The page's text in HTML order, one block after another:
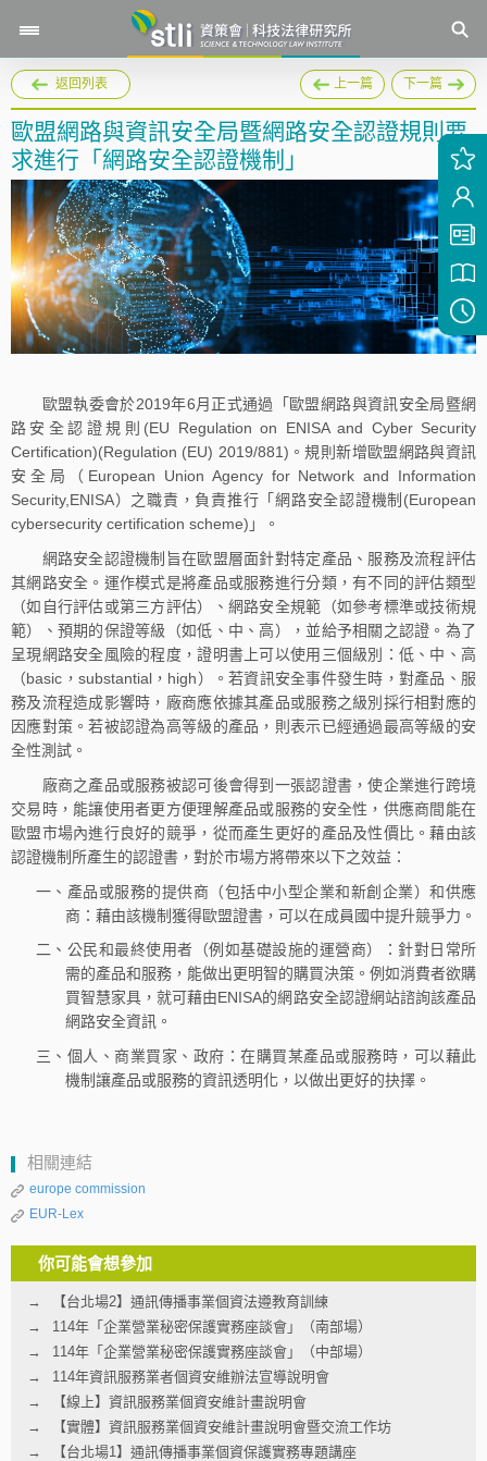
返回列表 上一篇 下一篇
歐盟網路與資訊安全局暨網路安全認證規則要
求進行「網路安全認證機制」
歐盟執委會於2019年6月正式通過「歐盟網路與資訊安全局暨網
路安全認證規則(EU Regulation on ENISA and Cyber Security
Certification)(Regulation (EU) 2019/881)。規則新增歐盟網路與資訊
安全局（European Union Agency for Network and Information
Security,ENISA）之職責，負責推行「網路安全認證機制(European
cybersecurity certification scheme)」。
網路安全認證機制旨在歐盟層面針對特定產品、服務及流程評估
其網路安全。運作模式是將產品或服務進行分類，有不同的評估類型
（如自行評估或第三方評估）、網路安全規範（如參考標準或技術規
範）、預期的保證等級（如低、中、高），並給予相關之認證。為了
呈現網路安全風險的程度，證明書上可以使用三個級別：低、中、高
（basic，substantial，high）。若資訊安全事件發生時，對產品、服
務及流程造成影響時，廠商應依據其產品或服務之級別採行相對應的
因應對策。若被認證為高等級的產品，則表示已經通過最高等級的安
全性測試。
廠商之產品或服務被認可後會得到一張認證書，使企業進行跨境
交易時，能讓使用者更方便理解產品或服務的安全性，供應商間能在
歐盟市場內進行良好的競爭，從而產生更好的產品及性價比。藉由該
認證機制所產生的認證書，對於市場方將帶來以下之效益：
一、產品或服務的提供商（包括中小型企業和新創企業）和供應
商：藉由該機制獲得歐盟證書，可以在成員國中提升競爭力。
二、公民和最終使用者（例如基礎設施的運營商）：針對日常所
需的產品和服務，能做出更明智的購買決策。例如消費者欲購
買智慧家具，就可藉由ENISA的網路安全認證網站諮詢該產品
網路安全資訊。
三、個人、商業買家、政府：在購買某產品或服務時，可以藉此
機制讓產品或服務的資訊透明化，以做出更好的抉擇。
相關連結
europe commission
EUR-Lex
你可能會想參加
【台北場2】通訊傳播事業個資法遵教育訓練
114年「企業營業秘密保護實務座談會」（南部場）
114年「企業營業秘密保護實務座談會」（中部場）
114年資訊服務業者個資安維辦法宣導說明會
【線上】資訊服務業個資安維計畫說明會
【實體】資訊服務業個資安維計畫說明會暨交流工作坊
【台北場1】通訊傳播事業個資保護實務專題講座